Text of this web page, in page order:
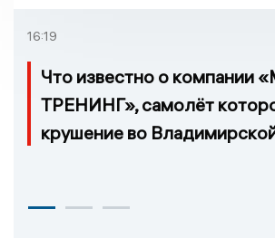
16:19
Что известно о компании
ТРЕНИНГ», самолёт
крушение во